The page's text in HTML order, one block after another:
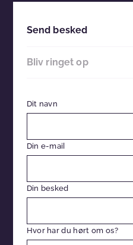
Send besked
Bliv ringet op
Dit navn
Din e-mail
Din besked
Hvor har du hørt om os?